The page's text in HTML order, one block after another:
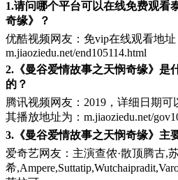
1.请问哪个平台可以在线免费观看
奇缘》？
优酷视频网友：免vip在线观看地址
m.jiaoziedu.net/end105114.html
2.《曼谷爱情故事之天悯奇缘》是
的？
腾讯视频网友：2019，详细日期可
其播放地址为：m.jiaoziedu.net/
3.《曼谷爱情故事之天悯奇缘》主
爱奇艺网友：主演查侬·散顶腾古,
希